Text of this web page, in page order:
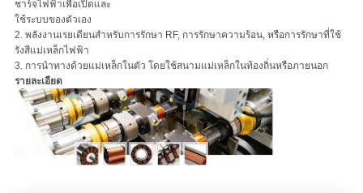
ชาร์จไฟฟ้าเพื่อเปิดและ
ใช้ระบบของตัวเอง
2. พลังงานเรยเดียนสําหรับการรักษา RF, การรักษาความร้อน, หรือการรักษาที่ใช้
รังสีแม่เหล็กไฟฟ้า
3. การนําทางด้วยแม่เหล็กในตัว โดยใช้สนามแม่เหล็กในท้องถิ่นหรือภายนอก
รายละเอียด